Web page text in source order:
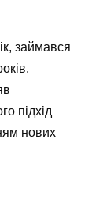
займався
підхід
нових